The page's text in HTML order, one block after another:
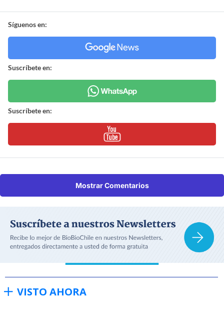
Síguenos en:
Suscríbete en:
Suscríbete en:
Mostrar Comentarios
VISTO AHORA